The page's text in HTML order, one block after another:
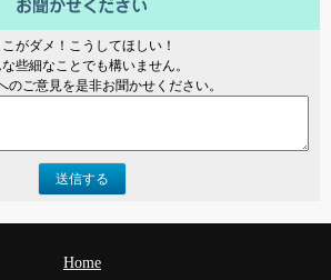
こがダメ！こうしてほしい！
な些細なことでも構いません。
のご意見を是非お聞かせください。
送信する
Home